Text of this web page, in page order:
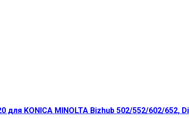
KONICA MINOLTA Bizhub 502/552/602/652,